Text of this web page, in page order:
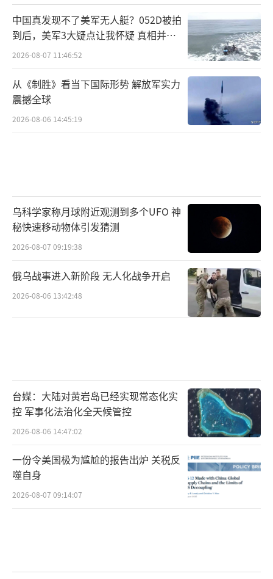
中国真发现不了美军无人艇？052D被拍
到后，美军3大疑点让我怀疑 真相并非
如此
2026-08-07 11:46:52
从《制胜》看当下国际形势 解放军实力
震撼全球
2026-08-06 14:45:19
乌科学家称月球附近观测到多个UFO 神
秘快速移动物体引发猜测
2026-08-07 09:19:38
俄乌战事进入新阶段 无人化战争开启
2026-08-06 13:42:48
台媒：大陆对黄岩岛已经实现常态化实
控 军事化法治化全天候管控
2026-08-06 14:47:02
一份令美国极为尴尬的报告出炉 关税反
噬自身
2026-08-07 09:14:07